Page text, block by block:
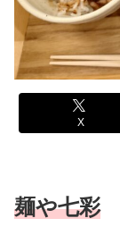
X
麺や七彩